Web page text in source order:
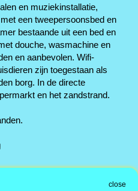
en muziekinstallatie,
een tweepersoonsbed en
bestaande uit een bed en
douche, wasmachine en
en aanbevolen. Wifi-
zijn toegestaan als
borg. In de directe
en het zandstrand.
close